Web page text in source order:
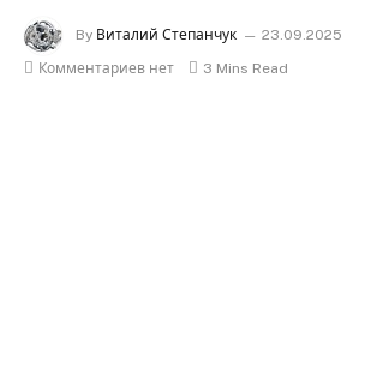
By Виталий Степанчук
23.09.2025
Комментариев нет
3 Mins Read